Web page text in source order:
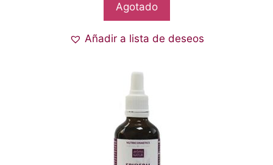
Agotado
Añadir a lista de deseos